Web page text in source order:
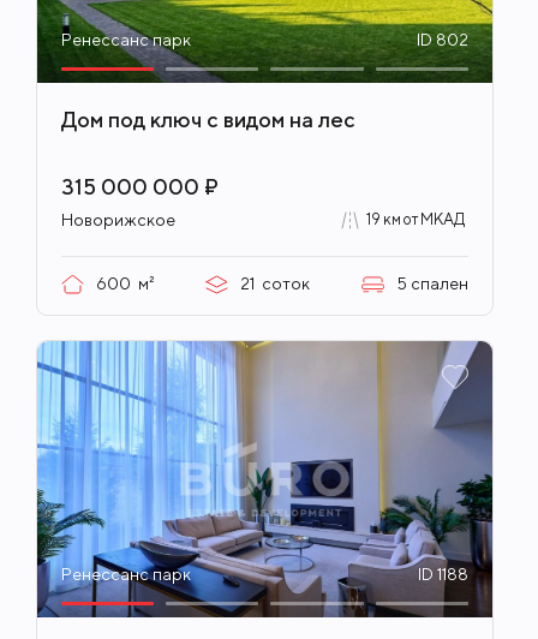
Ренессанс парк ID 802
Дом под ключ с видом на лес
315 000 000 ₽
Новорижское 19 км от МКАД
600 м² 21 соток 5 спален
Ренессанс парк ID 1188